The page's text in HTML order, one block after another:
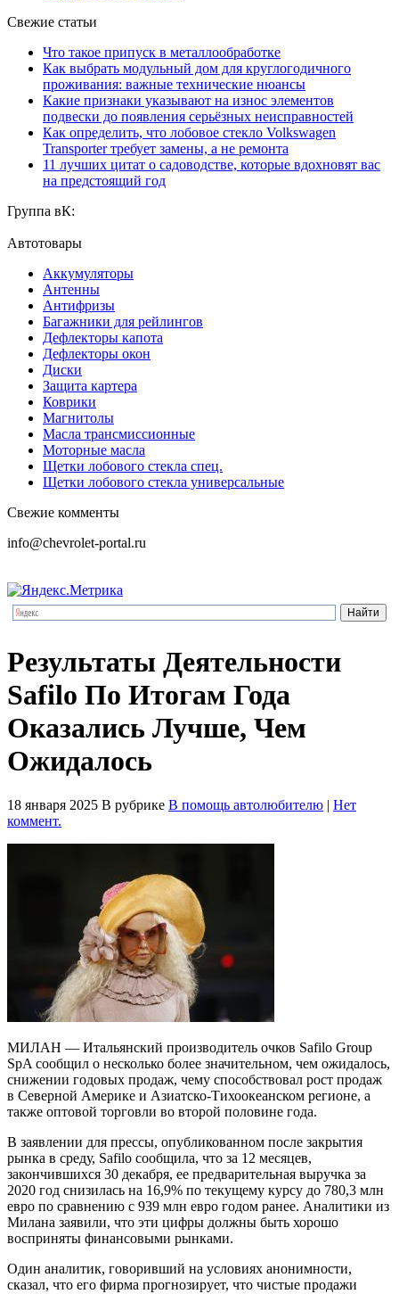
Свежие статьи
Что такое припуск в металлообработке
Как выбрать модульный дом для круглогодичного
проживания: важные технические нюансы
Какие признаки указывают на износ элементов
подвески до появления серьёзных неисправностей
Как определить, что лобовое стекло Volkswagen
Transporter требует замены, а не ремонта
11 лучших цитат о садоводстве, которые вдохновят вас
на предстоящий год
Группа вК:
Автотовары
Аккумуляторы
Антенны
Антифризы
Багажники для рейлингов
Дефлекторы капота
Дефлекторы окон
Диски
Защита картера
Коврики
Магнитолы
Масла трансмиссионные
Моторные масла
Щетки лобового стекла спец.
Щетки лобового стекла универсальные
Свежие комменты
info@chevrolet-portal.ru
Результаты Деятельности
Safilo По Итогам Года
Оказались Лучше, Чем
Ожидалось
18 января 2025 В рубрике В помощь автолюбителю | Нет
коммент.
МИЛАН — Итальянский производитель очков Safilo Group
SpA сообщил о несколько более значительном, чем ожидалось,
снижении годовых продаж, чему способствовал рост продаж
в Северной Америке и Азиатско-Тихоокеанском регионе, а
также оптовой торговли во второй половине года.
В заявлении для прессы, опубликованном после закрытия
рынка в среду, Safilo сообщила, что за 12 месяцев,
закончившихся 30 декабря, ее предварительная выручка за
2020 год снизилась на 16,9% по текущему курсу до 780,3 млн
евро по сравнению с 939 млн евро годом ранее. Аналитики из
Милана заявили, что эти цифры должны быть хорошо
восприняты финансовыми рынками.
Один аналитик, говоривший на условиях анонимности,
сказал, что его фирма прогнозирует, что чистые продажи